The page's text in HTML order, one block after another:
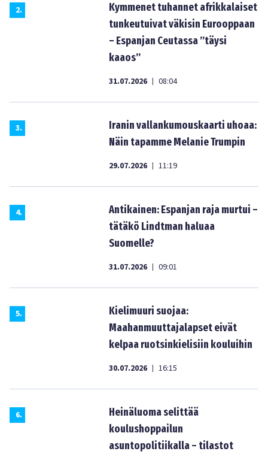
2.
Kymmenet tuhannet afrikkalaiset
tunkeutuivat väkisin Eurooppaan
– Espanjan Ceutassa ”täysi
kaaos”
31.07.2026 | 08:04
3.
Iranin vallankumouskaarti uhoaa:
Näin tapamme Melanie Trumpin
29.07.2026 | 11:19
4.
Antikainen: Espanjan raja murtui –
tätäkö Lindtman haluaa
Suomelle?
31.07.2026 | 09:01
5.
Kielimuuri suojaa:
Maahanmuuttajalapset eivät
kelpaa ruotsinkielisiin kouluihin
30.07.2026 | 16:15
6.
Heinäluoma selittää
koulushoppailun
asuntopolitiikalla – tilastot